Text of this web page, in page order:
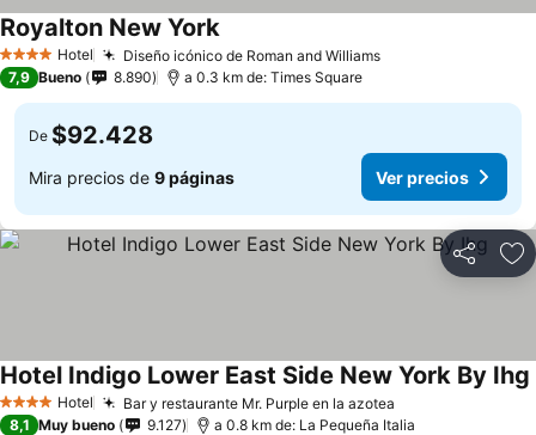
4 EstrellasHotel Diseño icónico de Roman and Williams
Royalton New York
7,9 Bueno 8.890 a 0.3 km de: Times Square
De $92.428
Mira precios de 9 páginas Ver precios
Compartir
4 EstrellasHotel Bar y restaurante Mr. Purple en la azotea
Hotel Indigo Lower East Side New York By Ihg
8,1 Muy bueno 9.127 a 0.8 km de: La Pequeña Italia